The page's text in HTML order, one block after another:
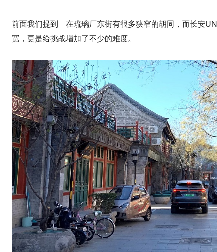
前面我们提到，在琉璃厂东街有很多狭窄的胡同，而长安
宽，更是给挑战增加了不少的难度。